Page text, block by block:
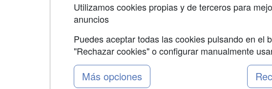
Grupo formazion:
Utilizamos cookies propias y de terceros para
anuncios
Puedes aceptar todas las cookies pulsando en el
"Rechazar cookies" o configurar manualmente
Más opciones